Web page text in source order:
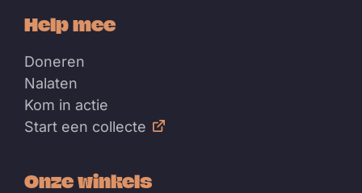
Help mee
Doneren
Nalaten
Kom in actie
Start een collecte
Onze winkels